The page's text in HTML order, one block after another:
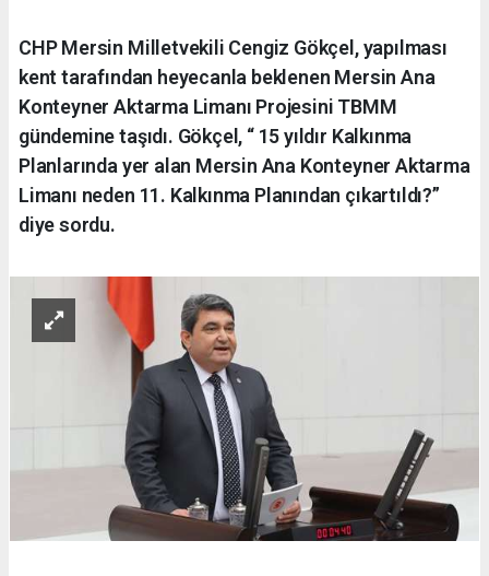
CHP Mersin Milletvekili Cengiz Gökçel, yapılması
kent tarafından heyecanla beklenen Mersin Ana
Konteyner Aktarma Limanı Projesini TBMM
gündemine taşıdı. Gökçel, “ 15 yıldır Kalkınma
Planlarında yer alan Mersin Ana Konteyner Aktarma
Limanı neden 11. Kalkınma Planından çıkartıldı?”
diye sordu.